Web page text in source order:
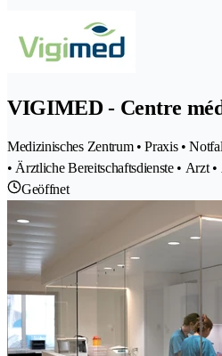
VIGIMED - Centre
Medizinisches Zentrum • Praxis •
• Ärztliche Bereitschaftsdienste • Arzt
Geöffnet